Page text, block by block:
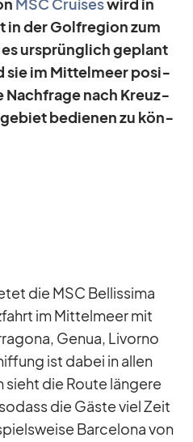
MSC Crui­seswird in
in der Golf­re­gion zum
ur­sprüng­lich ge­plant
sie im Mit­tel­meer po­si­
Nach­frage nach Kreuz­
be­die­nen zu kön­
die MSC Bel­lis­sima
im Mit­tel­meer mit
Ge­nua, Li­vorno
ist da­bei in al­len
die Route län­gere
die Gäste viel Zeit
Bar­ce­lona von